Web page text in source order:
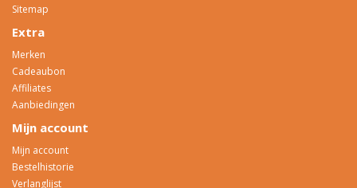
Sitemap
Extra
Merken
Cadeaubon
Affiliates
Aanbiedingen
Mijn account
Mijn account
Bestelhistorie
Verlanglijst